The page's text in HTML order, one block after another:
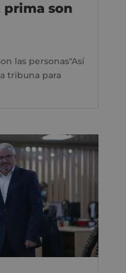
prima son
las personas"Así
tribuna para